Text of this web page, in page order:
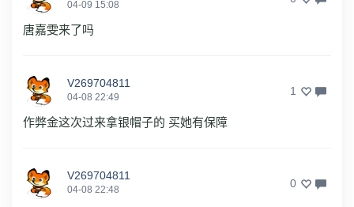
04-09 15:08
唐嘉雯来了吗
V269704811
04-08 22:49 1
作弊金这次过来拿银帽子的 买她有保障
V269704811
04-08 22:48 0